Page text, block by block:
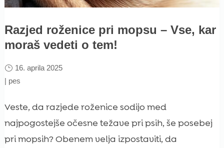
Razjed roženice pri mopsu – Vse, kar
moraš vedeti o tem!
16. aprila 2025
| pes
Veste, da razjede roženice sodijo med
najpogostejše očesne težave pri psih, še posebej
pri mopsih? Obenem velja izpostaviti, da